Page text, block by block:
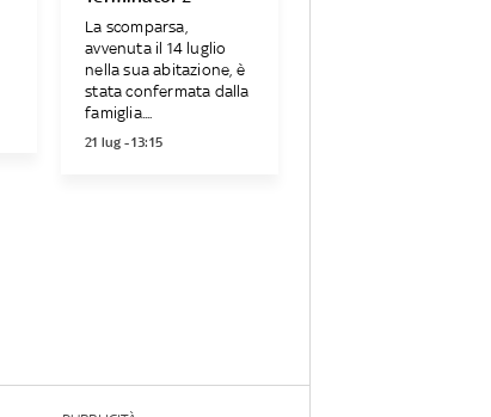
La scomparsa,
avvenuta il 14 luglio
nella sua abitazione, è
stata confermata dalla
famiglia....
21 lug - 13:15